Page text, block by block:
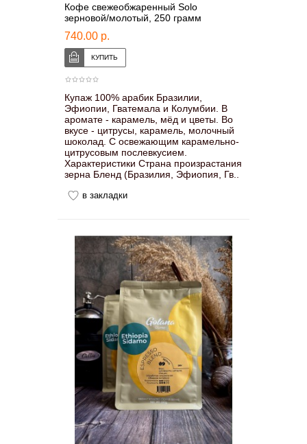
Кофе свежеобжаренный Solo
зерновой/молотый, 250 грамм
740.00 р.
Купаж 100% арабик Бразилии,
Эфиопии, Гватемала и Колумбии. В
аромате - карамель, мёд и цветы. Во
вкусе - цитрусы, карамель, молочный
шоколад. С освежающим карамельно-
цитрусовым послевкусием.
Характеристики Страна произрастания
зерна Бленд (Бразилия, Эфиопия, Гв..
в закладки